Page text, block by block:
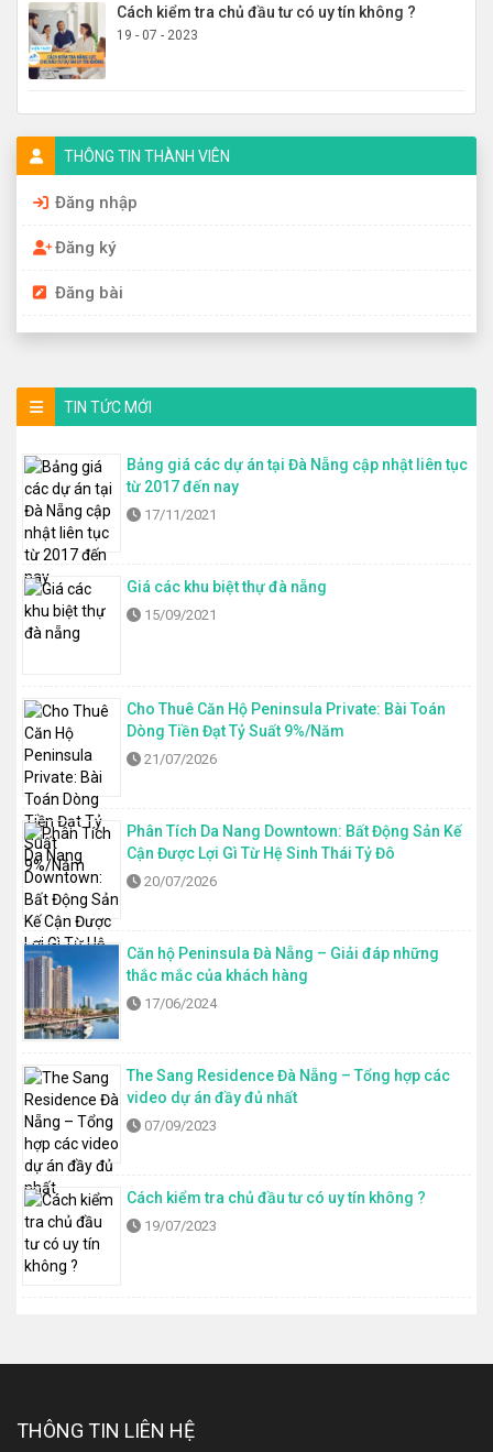
Cách kiểm tra chủ đầu tư có uy tín không ?
19 - 07 - 2023
THÔNG TIN THÀNH VIÊN
Đăng nhập
Đăng ký
Đăng bài
TIN TỨC MỚI
Bảng giá các dự án tại Đà Nẵng cập nhật liên tục
từ 2017 đến nay
17/11/2021
Giá các khu biệt thự đà nẵng
15/09/2021
Cho Thuê Căn Hộ Peninsula Private: Bài Toán
Dòng Tiền Đạt Tỷ Suất 9%/Năm
21/07/2026
Phân Tích Da Nang Downtown: Bất Động Sản Kế
Cận Được Lợi Gì Từ Hệ Sinh Thái Tỷ Đô
20/07/2026
Căn hộ Peninsula Đà Nẵng – Giải đáp những
thắc mắc của khách hàng
17/06/2024
The Sang Residence Đà Nẵng – Tổng hợp các
video dự án đầy đủ nhất
07/09/2023
Cách kiểm tra chủ đầu tư có uy tín không ?
19/07/2023
THÔNG TIN LIÊN HỆ